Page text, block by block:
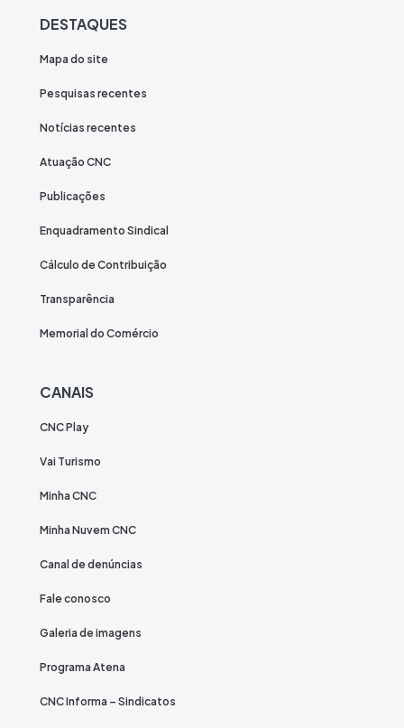
DESTAQUES
Mapa do site
Pesquisas recentes
Notícias recentes
Atuação CNC
Publicações
Enquadramento Sindical
Cálculo de Contribuição
Transparência
Memorial do Comércio
CANAIS
CNC Play
Vai Turismo
Minha CNC
Minha Nuvem CNC
Canal de denúncias
Fale conosco
Galeria de imagens
Programa Atena
CNC Informa – Sindicatos